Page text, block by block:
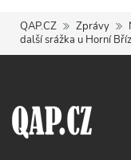
QAP.CZ Zprávy
další srážka u Horní